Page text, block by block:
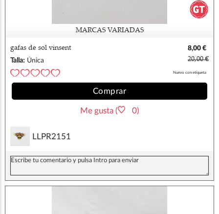
MARCAS VARIADAS
gafas de sol vinsent
8,00 €
Talla: Única 20,00 €
Nuevo con etiqueta
Comprar
Me gusta ( 0)
LLPR2151